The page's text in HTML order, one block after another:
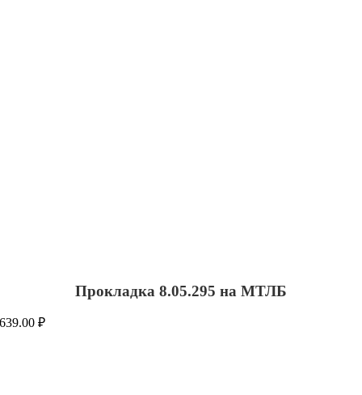
Прокладка 8.05.295 на МТЛБ
639.00₽